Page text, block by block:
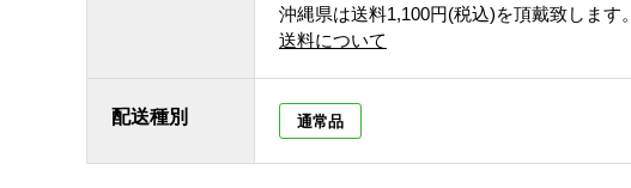
沖縄県は送料1,100円(税込)を頂戴致します。
送料について
配送種別 通常品